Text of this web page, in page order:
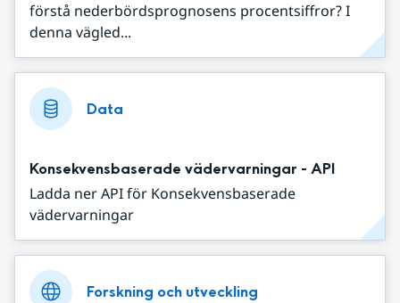
förstå nederbördsprognosens procentsiffror? I
denna vägled...
Data
Konsekvensbaserade vädervarningar - API
Ladda ner API för Konsekvensbaserade
vädervarningar
Forskning och utveckling